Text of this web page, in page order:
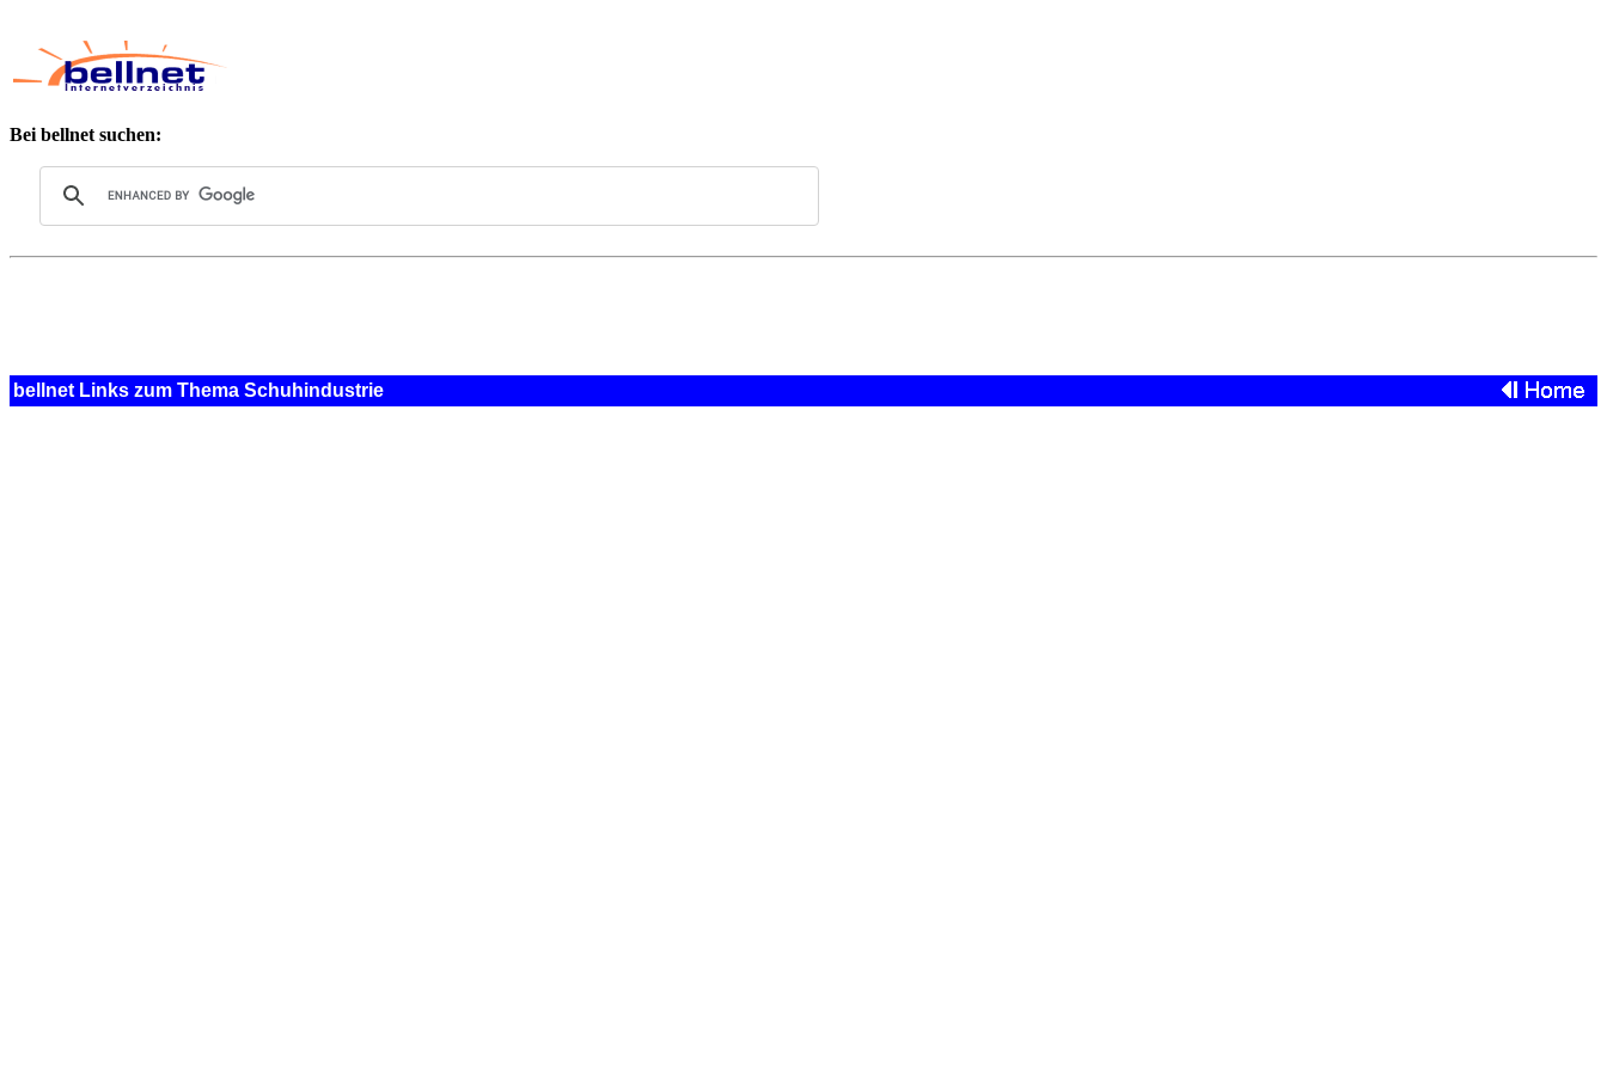
Bei bellnet suchen:
bellnet Links zum Thema Schuhindustrie